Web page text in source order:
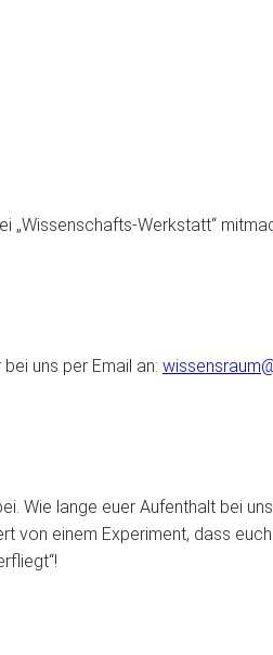
„Wissenschafts-Werkstatt“
uns per Email an:
Wie lange euer Aufenthalt bei
von einem Experiment, dass